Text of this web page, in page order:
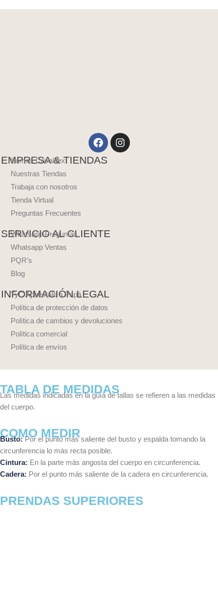
FacebookInstagram
EMPRESA & TIENDAS
Somos Crisalltex
Nuestras Tiendas
Trabaja con nosotros
Tienda Virtual
Preguntas Frecuentes
SERVICIO AL CLIENTE
Whatsapp Preguntas
Whatsapp Ventas
PQR’s
Blog
INFORMACIÓN LEGAL
TyC Apuéstale a Papá
Política de protección de datos
Política de cambios y devoluciones
Política comercial
Política de envíos
TABLA DE MEDIDAS
Las medidas indicadas en la guía de tallas se refieren a las medidas
del cuerpo.
COMO MEDIR
Busto: Por el punto más saliente del busto y espalda tomando la
circunferencia lo más recta posible.
Cintura: En la parte más angosta del cuerpo en circunferencia.
Cadera: Por el punto más saliente de la cadera en circunferencia.
PRENDAS SUPERIORES